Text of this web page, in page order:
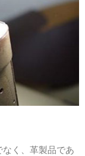
く、革製品であ